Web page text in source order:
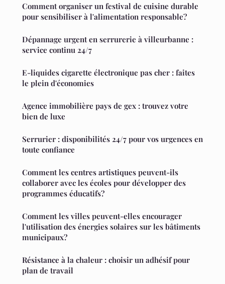
Comment organiser un festival de cuisine durable
pour sensibiliser à l'alimentation responsable?
Dépannage urgent en serrurerie à villeurbanne :
service continu 24/7
E-liquides cigarette électronique pas cher : faites
le plein d'économies
Agence immobilière pays de gex : trouvez votre
bien de luxe
Serrurier : disponibilités 24/7 pour vos urgences en
toute confiance
Comment les centres artistiques peuvent-ils
collaborer avec les écoles pour développer des
programmes éducatifs?
Comment les villes peuvent-elles encourager
l'utilisation des énergies solaires sur les bâtiments
municipaux?
Résistance à la chaleur : choisir un adhésif pour
plan de travail